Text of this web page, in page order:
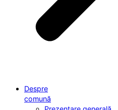
Despre
comună